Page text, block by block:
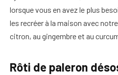
lorsque vous en avez le plus
les recréer à la maison avec
citron, au gingembre et au
Rôti de paleron